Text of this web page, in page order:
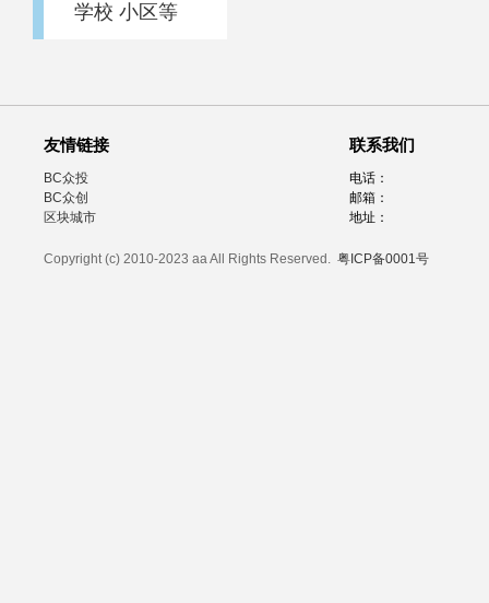
学校 小区等
友情链接
BC众投
BC众创
区块城市
联系我们
电话：
邮箱：
地址：
Copyright (c) 2010-2023 aa All Rights Reserved. 粤ICP备0001号